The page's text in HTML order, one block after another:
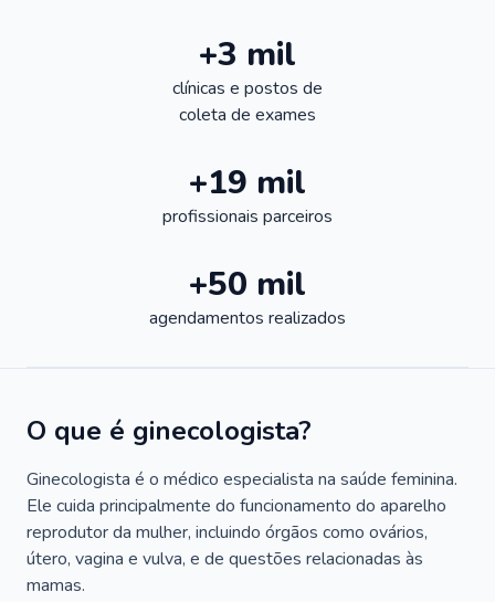
+3 mil
clínicas e postos de
coleta de exames
+19 mil
profissionais parceiros
+50 mil
agendamentos realizados
O que é ginecologista?
Ginecologista é o médico especialista na saúde feminina.
Ele cuida principalmente do funcionamento do aparelho
reprodutor da mulher, incluindo órgãos como ovários,
útero, vagina e vulva, e de questões relacionadas às
mamas.